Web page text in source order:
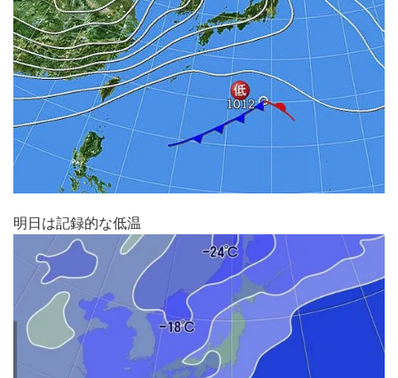
明日は記録的な低温